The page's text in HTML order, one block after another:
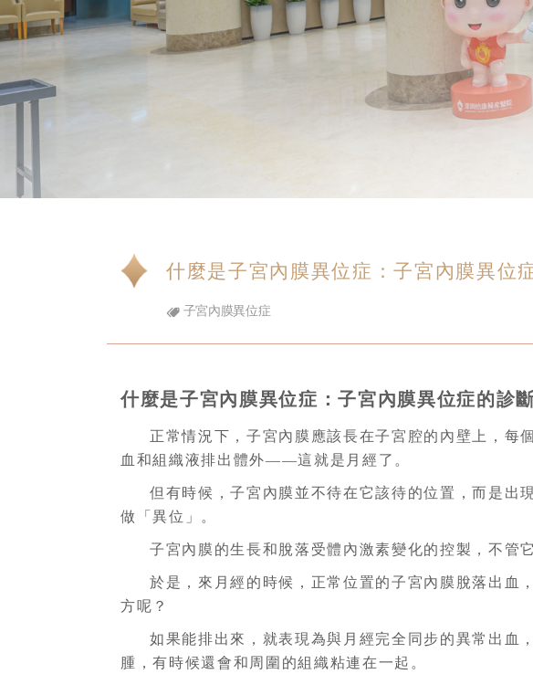
什麼是子宮內膜異位症：子宮內膜異位
子宮內膜異位症
什麼是子宮內膜異位症：子宮內膜異位症的診
正常情況下，子宮內膜應該長在子宮腔的內壁上，每
血和組織液排出體外——這就是月經了。
但有時候，子宮內膜並不待在它該待的位置，而是出
做「異位」。
子宮內膜的生長和脫落受體內激素變化的控製，不管
於是，來月經的時候，正常位置的子宮內膜脫落出血
方呢？
如果能排出來，就表現為與月經完全同步的異常出血
腫，有時候還會和周圍的組織粘連在一起。